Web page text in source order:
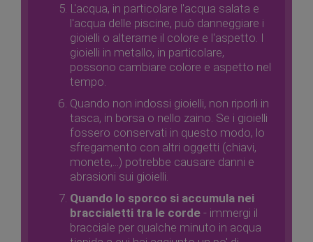
L'acqua, in particolare l'acqua salata e
l'acqua delle piscine, può danneggiare i
gioielli o alterarne il colore e l'aspetto. I
gioielli in metallo, in particolare,
possono cambiare colore e aspetto nel
tempo.
Quando non indossi gioielli, non riporli in
tasca, in borsa o nello zaino. Se i gioielli
fossero conservati in questo modo, lo
sfregamento con altri oggetti (chiavi,
monete,...) potrebbe causare danni e
abrasioni sui gioielli.
Quando lo sporco si accumula nei
braccialetti tra le corde - immergi il
bracciale per qualche minuto in acqua